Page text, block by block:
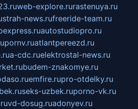
web-explore.rurastenuya.ru
strah-news.rufreeride-team.ru
autostudiopro.ru
pornv.ruatlantpereezd.ru
a-cdc.ruelektrostal-news.ru
budem-znakomye.ru
emfire.rupro-otdelky.ru
seks-uzbek.ruporno-vk.ru
vd-dosug.ruadonyev.ru